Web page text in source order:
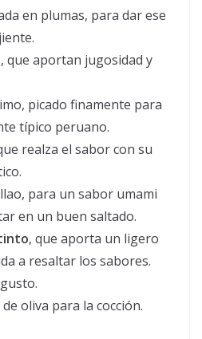
en plumas, para dar ese
que aportan jugosidad y
picado finamente para
típico peruano.
realza el sabor con su
para un sabor umami
en un buen saltado.
, que aporta un ligero
a resaltar los sabores.
oliva para la cocción.